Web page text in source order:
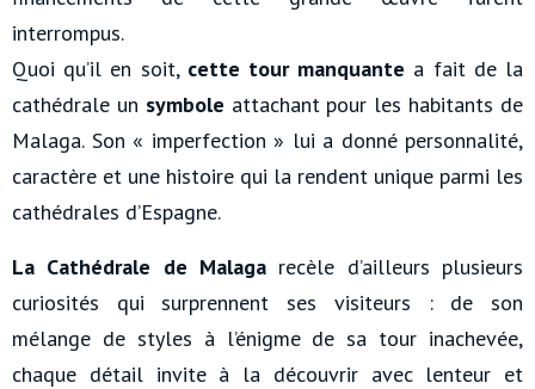
interrompus.
Quoi qu’il en soit, cette tour manquante a fait de la
cathédrale un symbole attachant pour les habitants de
Malaga. Son « imperfection » lui a donné personnalité,
caractère et une histoire qui la rendent unique parmi les
cathédrales d’Espagne.
La Cathédrale de Malaga recèle d’ailleurs plusieurs
curiosités qui surprennent ses visiteurs : de son
mélange de styles à l’énigme de sa tour inachevée,
chaque détail invite à la découvrir avec lenteur et